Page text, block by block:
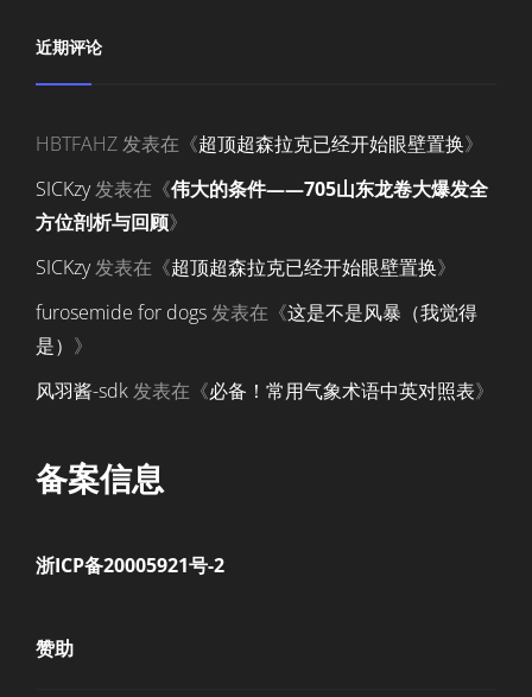
近期评论
HBTFAHZ发表在《超顶超森拉克已经开始眼壁置换》
SICKzy发表在《伟大的条件——705山东龙卷大爆发全
方位剖析与回顾》
SICKzy发表在《超顶超森拉克已经开始眼壁置换》
furosemide for dogs发表在《这是不是风暴（我觉得
是） 》
风羽酱-sdk发表在《必备！常用气象术语中英对照表》
备案信息
浙ICP备20005921号-2
赞助